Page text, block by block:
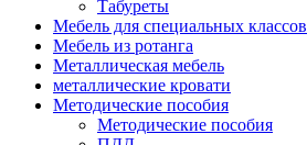
Табуреты
Мебель для специальных классов
Мебель из ротанга
Металлическая мебель
металлические кровати
Методические пособия
Методические пособия